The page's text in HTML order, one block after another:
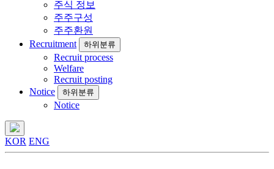
주식 정보
주주구성
주주환원
Recruitment
하위분류
Recruit process
Welfare
Recruit posting
Notice
하위분류
Notice
KOR ENG